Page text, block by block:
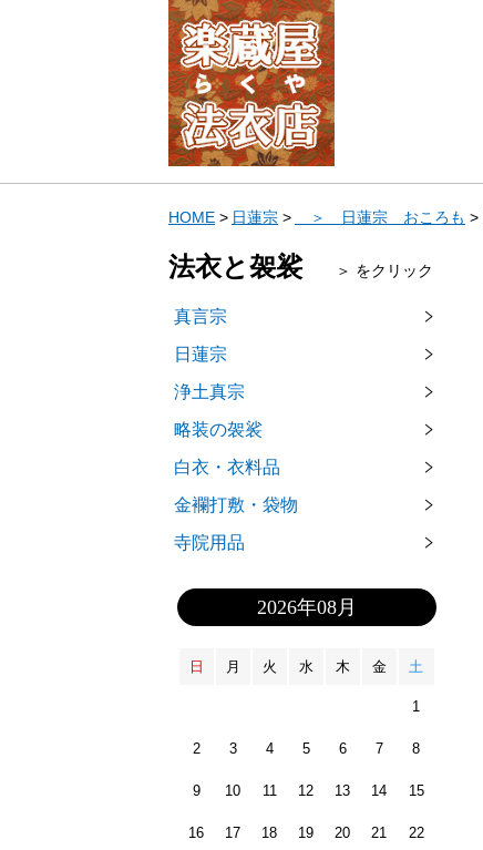
HOME 日蓮宗 ＞ 日蓮宗 おころも
法衣と袈裟 ＞ をクリック
真言宗
日蓮宗
浄土真宗
略装の袈裟
白衣・衣料品
金襴打敷・袋物
寺院用品
2026年08月
日 月 火 水 木 金 土
1
2 3 4 5 6 7 8
9 10 11 12 13 14 15
16 17 18 19 20 21 22